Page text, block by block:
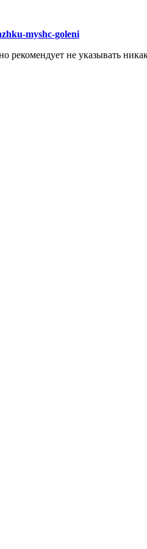
myshc-goleni
рекомендует не указывать